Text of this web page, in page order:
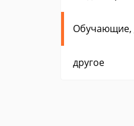
Обучающие,
другое